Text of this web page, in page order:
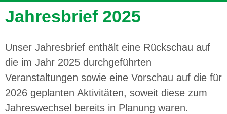
Jahresbrief 2025
Unser Jahresbrief enthält eine Rückschau auf
die im Jahr 2025 durchgeführten
Veranstaltungen sowie eine Vorschau auf die für
2026 geplanten Aktivitäten, soweit diese zum
Jahreswechsel bereits in Planung waren.